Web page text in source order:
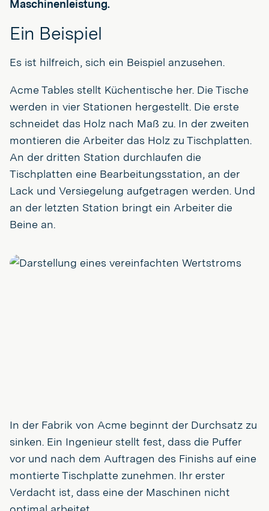
Maschinenleistung.
Ein Beispiel
Es ist hilfreich, sich ein Beispiel anzusehen.
Acme Tables stellt Küchentische her. Die Tische
werden in vier Stationen hergestellt. Die erste
schneidet das Holz nach Maß zu. In der zweiten
montieren die Arbeiter das Holz zu Tischplatten.
An der dritten Station durchlaufen die
Tischplatten eine Bearbeitungsstation, an der
Lack und Versiegelung aufgetragen werden. Und
an der letzten Station bringt ein Arbeiter die
Beine an.
In der Fabrik von Acme beginnt der Durchsatz zu
sinken. Ein Ingenieur stellt fest, dass die Puffer
vor und nach dem Auftragen des Finishs auf eine
montierte Tischplatte zunehmen. Ihr erster
Verdacht ist, dass eine der Maschinen nicht